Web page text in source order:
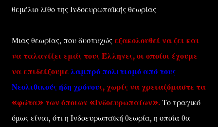
θεμέλιο λίθο της Ινδοευρωπαϊκής θεωρίας
Μιας θεωρίας, που δυστυχώς εξακολουθεί να ζει και
να ταλανίζει εμάς τους Έλληνες, οι οποίοι έχουμε
να επιδείξουμε λαμπρό πολιτισμό από τους
Νεολιθικούς ήδη χρόνους, χωρίς να χρειαζόμαστε τα
«φώτα» των όποιων «Ινδοευρωπαίων». Το τραγικό
όμως είναι, ότι η Ινδοευρωπαϊκή θεωρία, η οποία θα